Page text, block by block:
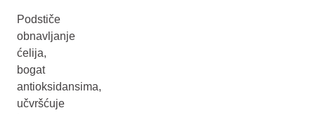
Podstiče
obnavljanje
ćelija,
bogat
antioksidansima,
učvršćuje